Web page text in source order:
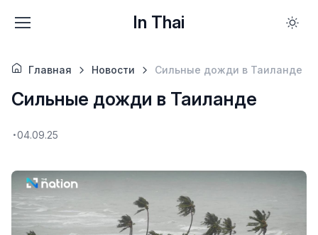
In Thai
Главная Новости Сильные дожди в Таиланде
Сильные дожди в Таиланде
04.09.25